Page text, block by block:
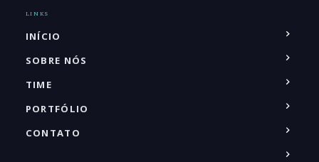
LINKS
INÍCIO
SOBRE NÓS
TIME
PORTFÓLIO
CONTATO